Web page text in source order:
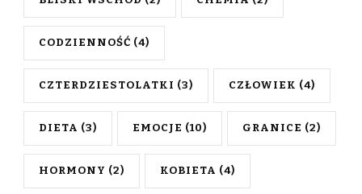
CODZIENNOŚĆ (4)
CZTERDZIESTOLATKI (3) CZŁOWIEK (4)
DIETA (3) EMOCJE (10) GRANICE (2)
HORMONY (2) KOBIETA (4)